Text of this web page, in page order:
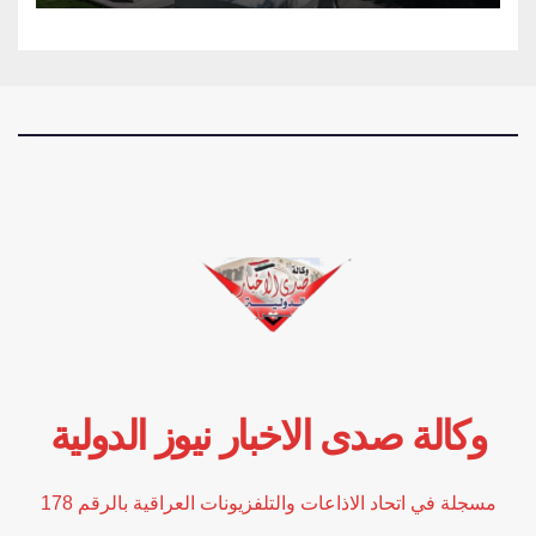
وكالة صدى الاخبار نيوز الدولية
مسجلة في اتحاد الاذاعات والتلفزيونات العراقية بالرقم 178